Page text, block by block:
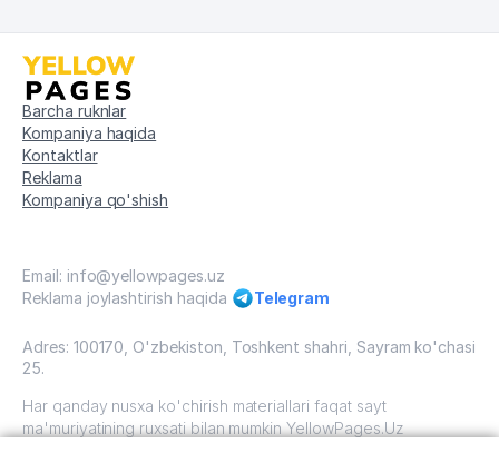
Barcha ruknlar
Kompaniya haqida
Kontaktlar
Reklama
Kompaniya qo'shish
Email: info@yellowpages.uz
Reklama joylashtirish haqida
Telegram
Adres: 100170, O'zbekiston, Toshkent shahri, Sayram ko'chasi
25.
Har qanday nusxa ko'chirish materiallari faqat sayt
ma'muriyatining ruxsati bilan mumkin YellowPages.Uz